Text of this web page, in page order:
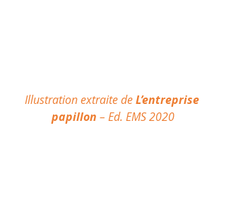
Illustration extraite de L’entreprise
papillon – Ed. EMS 2020